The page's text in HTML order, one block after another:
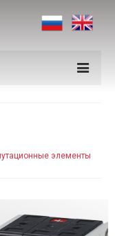
элементы